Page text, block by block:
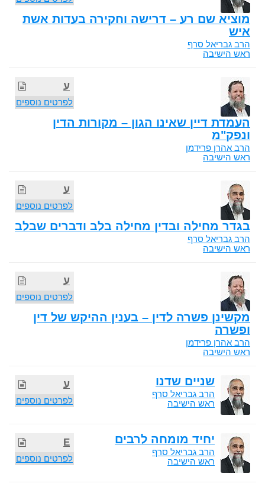
מוציא שם רע – דרישה וחקירה בעדות אשת
איש
הרב גבריאל סרף
ראש הישיבה
ע
לפרטים נוספים
העמדת דיין שאינו הגון – מקורות הדין
ונפק"מ
הרב אהרן פרידמן
ראש הישיבה
ע
לפרטים נוספים
בגדר מחילה ובדין מחילה בלב ודברים שבלב
הרב גבריאל סרף
ראש הישיבה
ע
לפרטים נוספים
מקשינן פשרה לדין – בענין ההיקש של דין
ופשרה
הרב אהרן פרידמן
ראש הישיבה
ע
לפרטים נוספים
שניים שדנו
הרב גבריאל סרף
ראש הישיבה
E
לפרטים נוספים
יחיד מומחה לרבים
הרב גבריאל סרף
ראש הישיבה